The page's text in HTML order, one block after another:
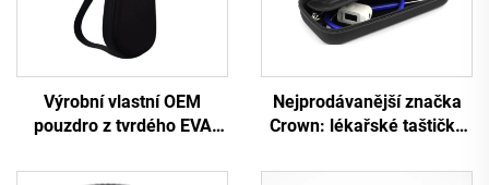
Výrobní vlastní OEM
pouzdro z tvrdého EVA
odolné, pro přepravu
Nejprodávanější značka
Crown: lékařské taštičky
přepravní pouzdro,